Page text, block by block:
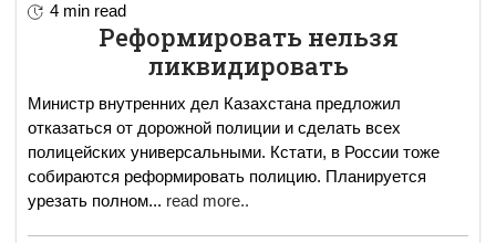
4 min read
Реформировать нельзя
ликвидировать
Министр внутренних дел Казахстана предложил
отказаться от дорожной полиции и сделать всех
полицейских универсальными. Кстати, в России тоже
собираются реформировать полицию. Планируется
урезать полном... read more..